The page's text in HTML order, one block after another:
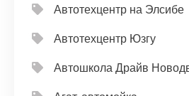
Автотехцентр на Элсибе
Автотехцентр Юзгу
Автошкола Драйв